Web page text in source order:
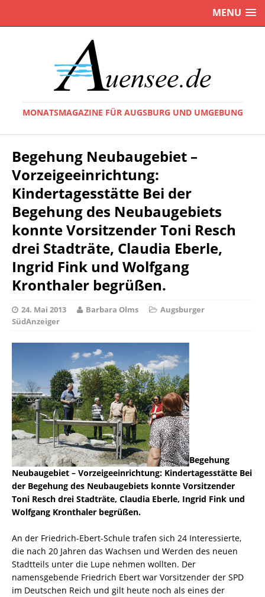
MENU
MONATSMAGAZINE FÜR AUGSBURG UND UMGEBUNG
Begehung Neubaugebiet –
Vorzeigeeinrichtung:
Kindertagesstätte Bei der
Begehung des Neubaugebiets
konnte Vorsitzender Toni Resch
drei Stadträte, Claudia Eberle,
Ingrid Fink und Wolfgang
Kronthaler begrüßen.
24. Mai 2013 Barbara Olms
Augsburger
SüdAnzeiger
Begehung
Neubaugebiet – Vorzeigeeinrichtung: Kindertagesstätte Bei
der Begehung des Neubaugebiets konnte Vorsitzender
Toni Resch drei Stadträte, Claudia Eberle, Ingrid Fink und
Wolfgang Kronthaler begrüßen.
An der Friedrich-Ebert-Schule trafen sich 24 Interessierte,
die nach 20 Jahren das Wachsen und Werden des neuen
Stadtteils unter die Lupe nehmen wollten. Der
namensgebende Friedrich Ebert war Vorsitzender der SPD
im Deutschen Reich und gilt heute noch als eines der